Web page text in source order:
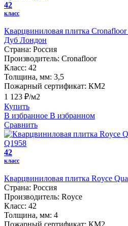
42
класс
Кварцвиниловая плитка
Дуб Лондон
Страна: Россия
Производитель: Cronafloor
Класс: 42
Толщина, мм: 3,5
Пожарный сертификат: КМ2
1 123 ₽/м2
Купить
В избранное В избранном
Сравнить
42
класс
Кварцвиниловая плитка Royce
Страна: Россия
Производитель: Royce
Класс: 42
Толщина, мм: 4
Пожарный сертификат: КМ2